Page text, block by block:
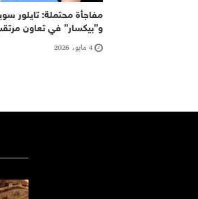
مفاجأة محتملة: تايلور
و”بيكسار” في تعاون
4 مايو، 2026